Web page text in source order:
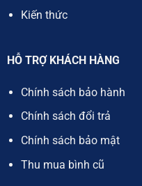
Kiến thức
HỖ TRỢ KHÁCH HÀNG
Chính sách bảo hành
Chính sách đổi trả
Chính sách bảo mật
Thu mua bình cũ